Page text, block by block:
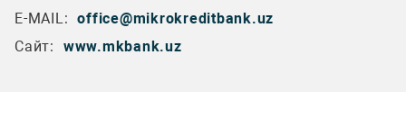
E-MAIL: office@mikrokreditbank.uz
Сайт:
www.mkbank.uz